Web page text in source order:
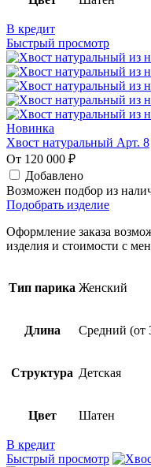
В кредит
Быстрый просмотр
Новинка
Хвост натуральный Арт. 8
От 120 000 ₽
Добавлено
Возможен подбор из
Подобрать изделие
Оформление заказа
изделия и стоимости с
Тип парика Женский
Длина Средний (от
Структура Детская
Цвет Шатен
В кредит
Быстрый просмотр